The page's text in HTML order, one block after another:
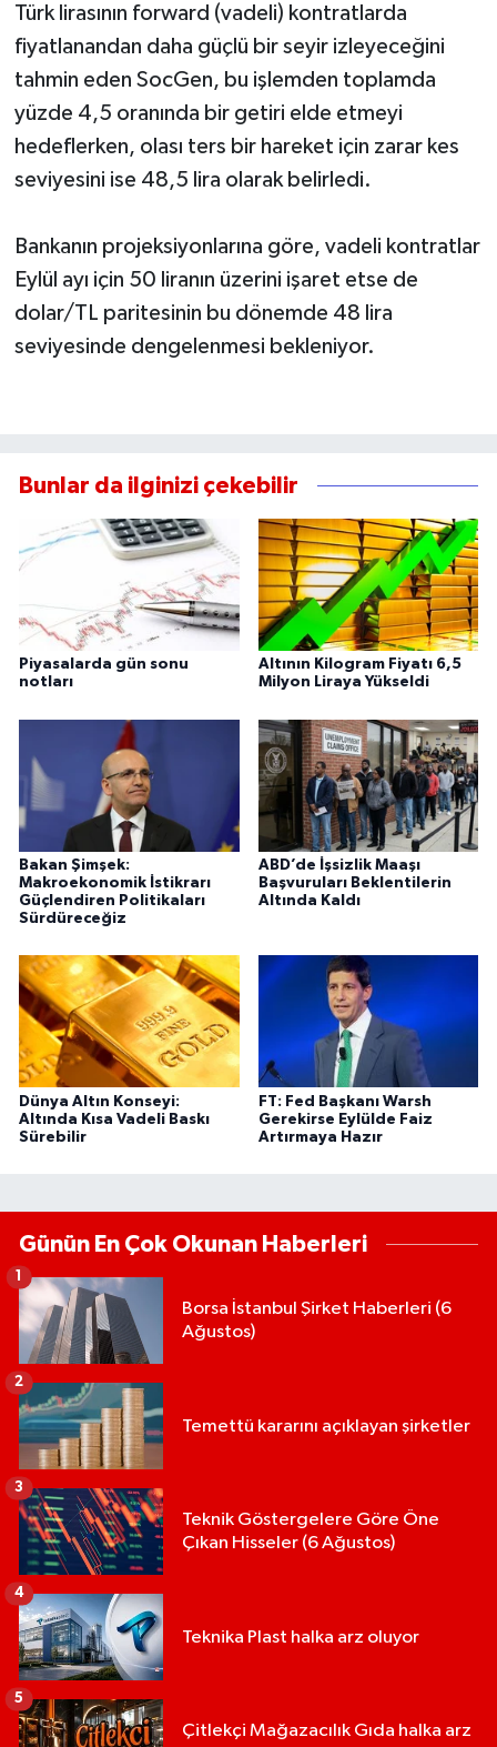
Türk lirasının forward (vadeli) kontratlarda
fiyatlanandan daha güçlü bir seyir izleyeceğini
tahmin eden SocGen, bu işlemden toplamda
yüzde 4,5 oranında bir getiri elde etmeyi
hedeflerken, olası ters bir hareket için zarar kes
seviyesini ise 48,5 lira olarak belirledi.
Bankanın projeksiyonlarına göre, vadeli kontratlar
Eylül ayı için 50 liranın üzerini işaret etse de
dolar/TL paritesinin bu dönemde 48 lira
seviyesinde dengelenmesi bekleniyor.
Bunlar da ilginizi çekebilir
Piyasalarda gün sonu
notları
Altının Kilogram Fiyatı 6,5
Milyon Liraya Yükseldi
Bakan Şimşek:
Makroekonomik İstikrarı
Güçlendiren Politikaları
Sürdüreceğiz
ABD’de İşsizlik Maaşı
Başvuruları Beklentilerin
Altında Kaldı
Dünya Altın Konseyi:
Altında Kısa Vadeli Baskı
Sürebilir
FT: Fed Başkanı Warsh
Gerekirse Eylülde Faiz
Artırmaya Hazır
Günün En Çok Okunan Haberleri
Borsa İstanbul Şirket Haberleri (6
Ağustos)
Temettü kararını açıklayan şirketler
2
Teknik Göstergelere Göre Öne
Çıkan Hisseler (6 Ağustos)
3
Teknika Plast halka arz oluyor
4
Çitlekçi Mağazacılık Gıda halka arz
5